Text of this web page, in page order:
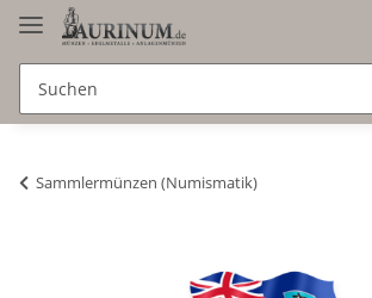
Sammlermünzen (Numismatik)